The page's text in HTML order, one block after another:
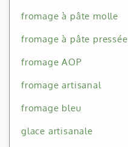
fromage à pâte molle
fromage à pâte pressée
fromage AOP
fromage artisanal
fromage bleu
glace artisanale